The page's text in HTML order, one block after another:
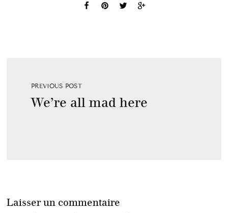
PREVIOUS POST
We’re all mad here
Laisser un commentaire